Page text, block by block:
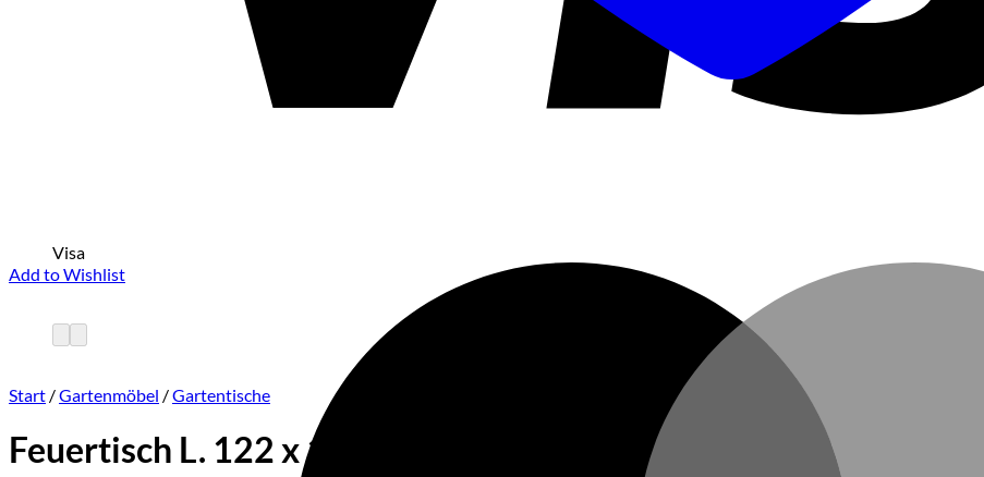
Visa
Add to Wishlist
Start /Gartenmöbel /Gartentische
Feuertisch L. 122 x 122 cm, H. 75 cm